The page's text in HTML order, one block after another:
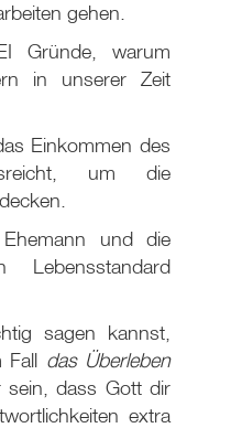
gehen.
Gründe, warum
in unserer Zeit
Einkommen des
um die
und die
Lebensstandard
sagen kannst,
Fall das Überleben
dass Gott dir
extra